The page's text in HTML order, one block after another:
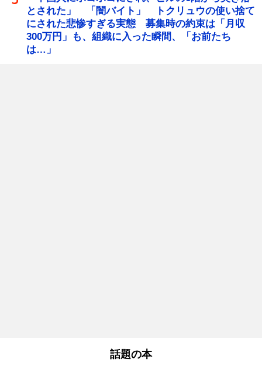
とされた」 「闇バイト」 トクリュウの使い捨て
にされた悲惨すぎる実態 募集時の約束は「月収
300万円」も、組織に入った瞬間、「お前たち
は…」
話題の本